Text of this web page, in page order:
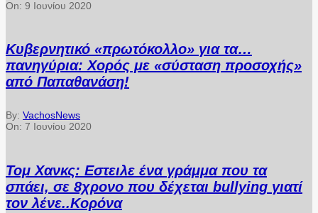
On: 9 Ιουνίου 2020
Κυβερνητικό «πρωτόκολλο» για τα…
πανηγύρια: Χορός με «σύσταση προσοχής»
από Παπαθανάση!
By: VachosNews
On: 7 Ιουνίου 2020
Τομ Χανκς: Εστειλε ένα γράμμα που τα
σπάει, σε 8χρονο που δέχεται bullying γιατί
τον λένε..Κορόνα